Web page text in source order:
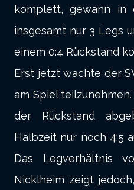
komplett, gewann in
insgesamt nur 3 Legs
einem 0:4 Rückstand
Erst jetzt wachte der
am Spiel
der Rückstand
Halbzeit nur noch 4:5
Das Legverhältnis
Nicklheim zeigt